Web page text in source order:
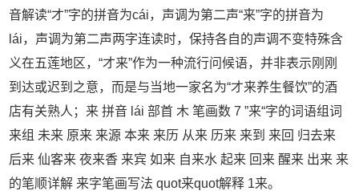
音解读“才”字的拼音为cái，声调为第二声“来”字的拼音为
lái，声调为第二声两字连读时，保持各自的声调不变特殊含
义在五莲地区，“才来”作为一种流行问候语，并非表示刚刚
到达或迟到之意，而是与当地一家名为“才来养生餐饮”的酒
店有关熟人；来 拼音 lái 部首 木 笔画数 7 ”来“字的词语组词
来组 未来 原来 来源 本来 来历 从来 历来 来到 来回 归去来
后来 仙客来 夜来香 来宾 如来 自来水 起来 回来 醒来 出来 来
的笔顺详解 来字笔画写法 quot来quot解释 1来。